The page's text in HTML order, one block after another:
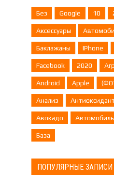
Без Google 10
Аксессуары
Баклажаны IPhone
Facebook 2020
Android Apple
Анализ
Авокадо Автомобиль
База
ПОПУЛЯРНЫЕ ЗАПИСИ